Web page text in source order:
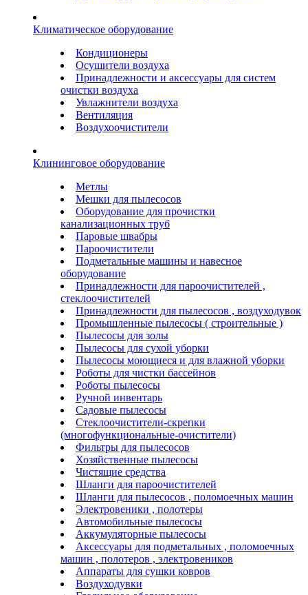
Климатическое оборудование
Кондиционеры
Осушители воздуха
Принадлежности и аксессуары для систем
очистки воздуха
Увлажнители воздуха
Вентиляция
Воздухоочистители
Клининговое оборудование
Метлы
Мешки для пылесосов
Оборудование для прочистки
канализационных труб
Паровые швабры
Пароочистители
Подметальные машины и навесное
оборудование
Принадлежности для пароочистителей ,
стеклоочистителей
Принадлежности для пылесосов , воздуходувок
Промышленные пылесосы ( строительные )
Пылесосы для золы
Пылесосы для сухой уборки
Пылесосы моющиеся и для влажной уборки
Роботы для чистки бассейнов
Роботы пылесосы
Ручной инвентарь
Садовые пылесосы
Стеклоочистители-скрепки
(многофункциональные-очистители)
Фильтры для пылесосов
Хозяйственные пылесосы
Чистящие средства
Шланги для пароочистителей
Шланги для пылесосов , поломоечных машин
Электровеники , полотеры
Автомобильные пылесосы
Аккумуляторные пылесосы
Аксессуары для подметальных , поломоечных
машин , полотеров , электровеников
Аппараты для сушки ковров
Воздуходувки